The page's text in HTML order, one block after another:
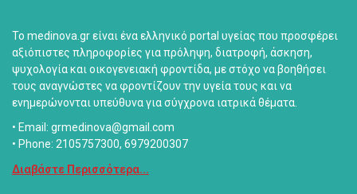
Το medinova.gr είναι ένα ελληνικό portal υγείας που προσφέρει
αξιόπιστες πληροφορίες για πρόληψη, διατροφή, άσκηση,
ψυχολογία και οικογενειακή φροντίδα, με στόχο να βοηθήσει
τους αναγνώστες να φροντίζουν την υγεία τους και να
ενημερώνονται υπεύθυνα για σύγχρονα ιατρικά θέματα.
• Email: grmedinova@gmail.com
• Phone: 2105757300, 6979200307
Διαβάστε Περισσότερα...